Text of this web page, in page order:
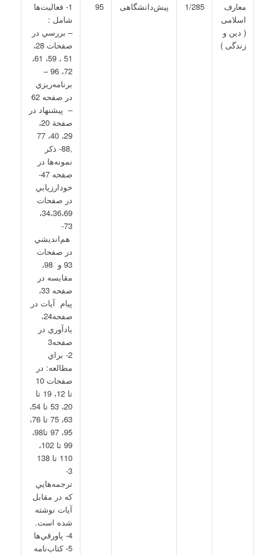
معارف
اسلامی
( دين و
زندگی )
1/285 پيش‌دانشگاهی 95
1- فعاليت‌ها
شامل :
– بررسي در
صفحات 28،
51 ، 59، 61،
72، 96 –
برنامه‌ريزي
در صفحه 62
– پيشنهاد در
صفحة 20،
29، 40، 77
,88- ذكر
نمونه‌ها در
صفحه 47-
خودارزيابي
در صفحات
34،36،69،
73-
هم‌انديشي
در صفحات
93 و 98،
مقايسه در
صفحه 33،
پيام آيات در
صفحه24،
يادآوري در
صفحه3
2- براي
مطالعه: در
صفحات 10
تا 12، 19 تا
20، 53 تا 54،
63، 75 تا 76،
95، 97 تا98،
99 تا 102،
110 تا 138
3-
ترجمه‌هايي
كه در مقابل
آيات نوشته
شده است.
4- پاورقي‌ها
5- كتاب‌نامه